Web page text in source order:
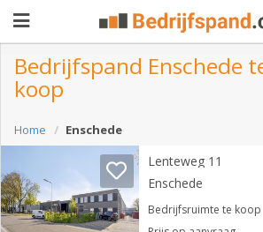
Pand
aanbieden
Pand
Waarom
Bedrijfspand Enschede
koop
Home Enschede
Lenteweg 11
Enschede
Bedrijfsruimte te koop